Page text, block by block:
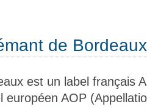
de Bordeaux
est un label français
européen AOP